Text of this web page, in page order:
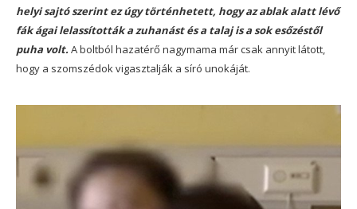
helyi sajtó szerint ez úgy történhetett, hogy az ablak alatt lévő
fák ágai lelassították a zuhanást és a talaj is a sok esőzéstől
puha volt.A boltból hazatérő nagymama már csak annyit látott,
hogy a szomszédok vigasztalják a síró unokáját.